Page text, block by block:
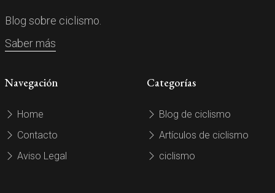
Blog sobre ciclismo.
Saber más
Navegación
Home
Contacto
Aviso Legal
Categorías
Blog de ciclismo
Artículos de ciclismo
ciclismo